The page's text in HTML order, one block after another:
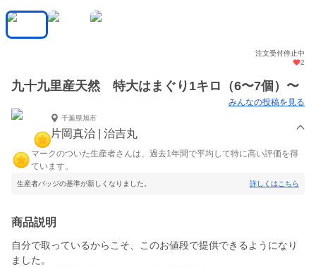
注文受付停止中
2
九十九里産天然 特大はまぐり1キロ（6〜7個）〜
みんなの投稿を見る
千葉県旭市
片岡真治 | 治吉丸
マークのついた生産者さんは、過去1年間で平均して特に高い評価を得
ています。
生産者バッジの基準が新しくなりました。 詳しくはこちら
商品説明
自分で取っているからこそ、このお値段で提供できるようになり
ました。